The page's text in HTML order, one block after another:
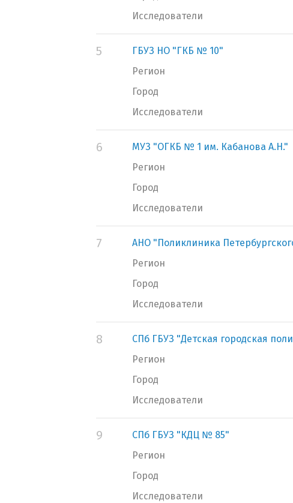
Исследователи
5
ГБУЗ НО "ГКБ № 10"
Регион
Город
Исследователи
6
МУЗ "ОГКБ № 1 им. Кабанова А.Н."
Регион
Город
Исследователи
7
АНО "Поликлиника
Регион
Город
Исследователи
8
СПб ГБУЗ "Детская городская
Регион
Город
Исследователи
9
СПб ГБУЗ "КДЦ № 85"
Регион
Город
Исследователи